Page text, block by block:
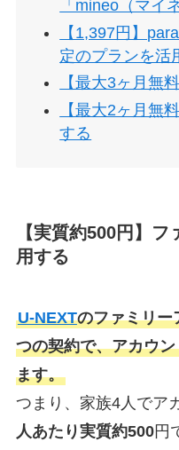
「mineo（マイ
【1,397円】
定のプランを活
【最大3ヶ月無
【最大2ヶ月無
する
【実質約500円】
用する
U-NEXTのファミリー
つの契約で、アカウ
ます。
つまり、家族4人でア
人あたり実質約500円